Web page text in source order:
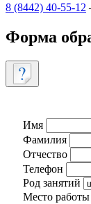
8 (8442) 40-55-12
Форма
Имя
Фамилия
Отчество
Телефон
Род занятий
Место